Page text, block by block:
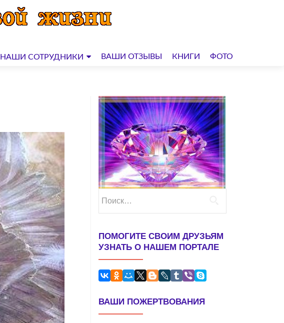
НАШИ СОТРУДНИКИ ВАШИ ОТЗЫВЫ КНИГИ ФОТО
ПОМОГИТЕ СВОИМ ДРУЗЬЯМ
УЗНАТЬ О НАШЕМ ПОРТАЛЕ
ВАШИ ПОЖЕРТВОВАНИЯ